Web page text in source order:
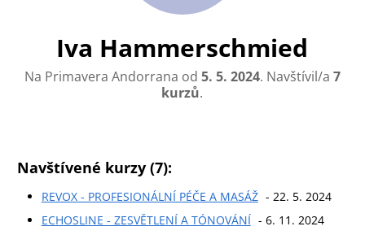
Iva Hammerschmied
Na Primavera Andorrana od 5. 5. 2024. Navštívil/a 7
kurzů.
Navštívené kurzy (7):
REVOX - PROFESIONÁLNÍ PÉČE A MASÁŽ - 22. 5. 2024
ECHOSLINE - ZESVĚTLENÍ A TÓNOVÁNÍ - 6. 11. 2024